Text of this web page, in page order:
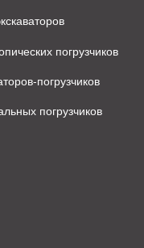
погрузчиков
погрузчиков
погрузчиков